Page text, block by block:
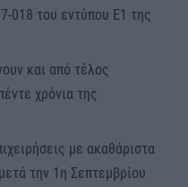
018 του εντύπου Ε1 της
και από τέλος
χρόνια της
με ακαθάριστα
την 1η Σεπτεμβρίου